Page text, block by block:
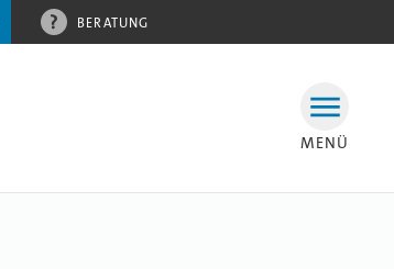
BERATUNG
MENÜ